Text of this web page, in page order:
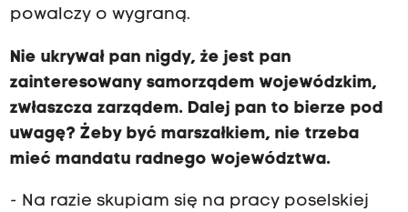
powalczy o wygraną.
Nie ukrywał pan nigdy, że jest pan
zainteresowany samorządem wojewódzkim,
zwłaszcza zarządem. Dalej pan to bierze pod
uwagę? Żeby być marszałkiem, nie trzeba
mieć mandatu radnego województwa.
- Na razie skupiam się na pracy poselskiej